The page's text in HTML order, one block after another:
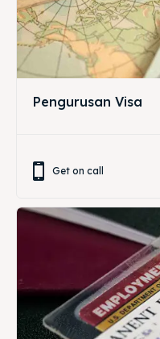
Pengurusan Visa
Get on call